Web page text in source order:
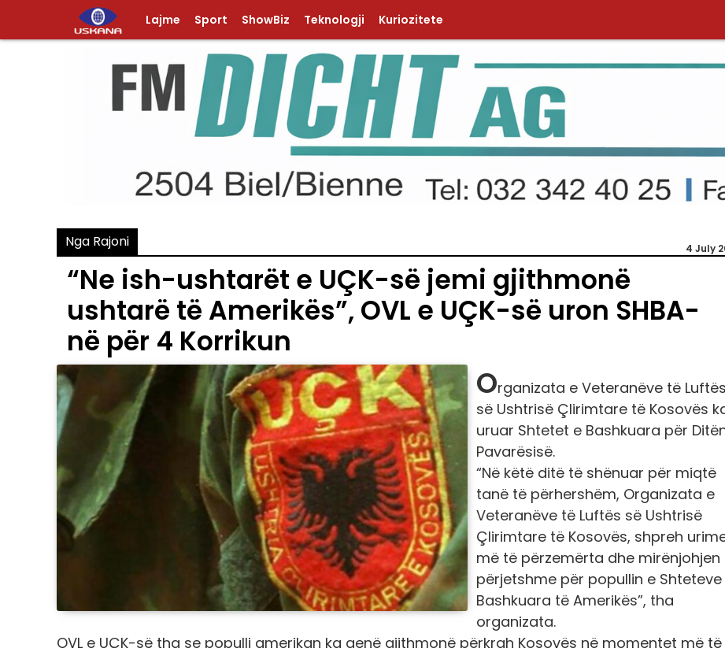
Lajme Sport ShowBiz Teknologji Kuriozitete
Nga Rajoni 4 July
“Ne ish-ushtarët e UÇK-së jemi gjithmonë
ushtarë të Amerikës”, OVL e UÇK-së uron SHBA-
në për 4 Korrikun
Organizata e Veteranëve të Luftës
së Ushtrisë Çlirimtare të Kosovës
uruar Shtetet e Bashkuara për
Pavarësisë.
“Në këtë ditë të shënuar për miqtë
tanë të përhershëm, Organizata e
Veteranëve të Luftës së Ushtrisë
Çlirimtare të Kosovës, shpreh
më të përzemërta dhe mirënjohjen
përjetshme për popullin e
Bashkuara të Amerikës”, tha
organizata.
OVL e UÇK-së tha se populli amerikan ka qenë gjithmonë përkrah Kosovës në momentet më të